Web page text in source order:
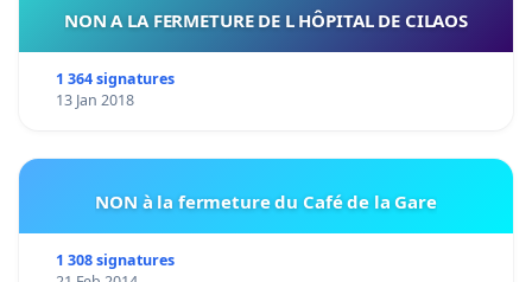
(English)
The animal control contract for many boroughs in the
Inc., a for-profit corporation
WHEREASapproximately 50% of Montrealers possess a cat
NON A LA FERMETURE DE L HÔPITAL DE CILAOS
1 364 signatures
13 Jan 2018
NON à la fermeture du Café de la Gare
1 308 signatures